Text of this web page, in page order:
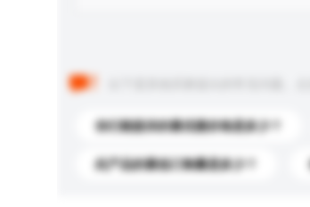
你们能提供的最优惠价格是多少？
此产品的最低订购量是多少？